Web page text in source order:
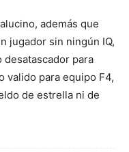
además que
jugador sin ningún IQ,
para
valido para equipo F4,
de estrella ni de